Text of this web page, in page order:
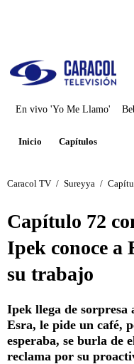
En vivo 'Yo Me Llamo'
Inicio Capítulos
Caracol TV / Sureyya /
Capítulo 72
Ipek conoce
su trabajo
Ipek llega de sorpresa
Esra, le pide un café,
esperaba, se burla de
reclama por su